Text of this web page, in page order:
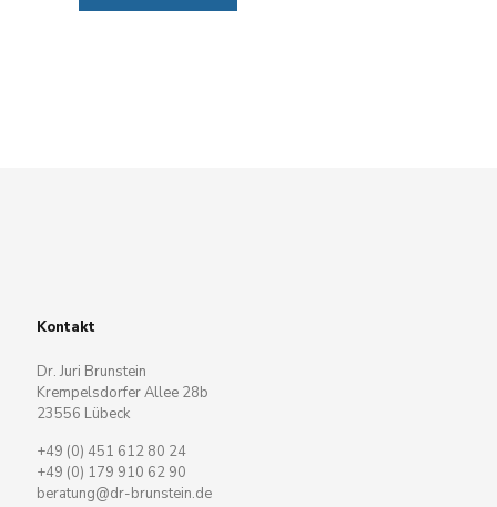
Kontakt
Dr. Juri Brunstein
Krempelsdorfer Allee 28b
23556 Lübeck
+49 (0) 451 612 80 24
+49 (0) 179 910 62 90
beratung@dr-brunstein.de